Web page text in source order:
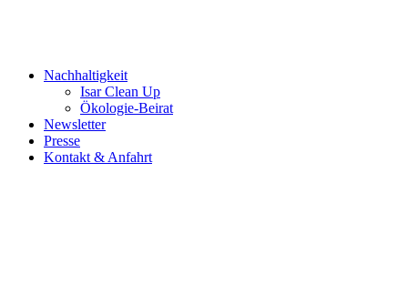
Nachhaltigkeit
Isar Clean Up
Ökologie-Beirat
Newsletter
Presse
Kontakt & Anfahrt